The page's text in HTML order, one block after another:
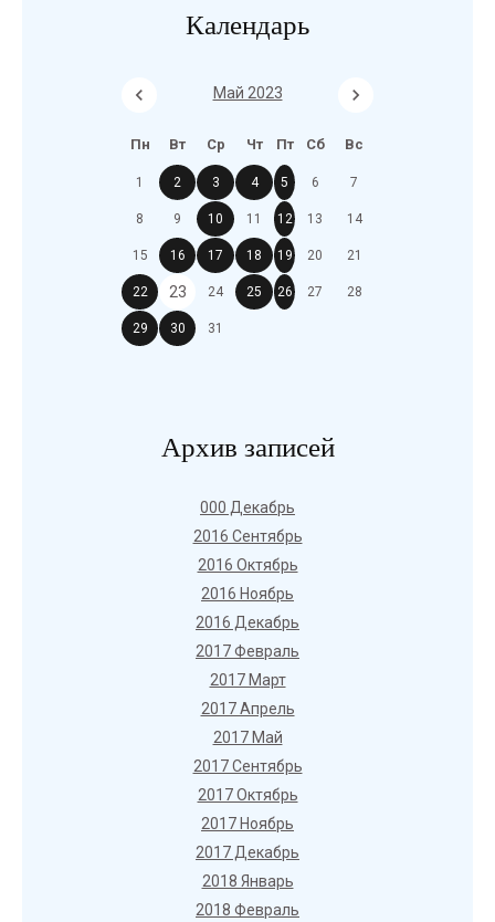
Календарь
Май 2023
Пн Вт Ср Чт Пт Сб Вс
1 2 3 4 5 6 7
8 9 10 11 12 13 14
15 16 17 18 19 20 21
22 23 24 25 26 27 28
29 30 31
Архив записей
000 Декабрь
2016 Сентябрь
2016 Октябрь
2016 Ноябрь
2016 Декабрь
2017 Февраль
2017 Март
2017 Апрель
2017 Май
2017 Сентябрь
2017 Октябрь
2017 Ноябрь
2017 Декабрь
2018 Январь
2018 Февраль